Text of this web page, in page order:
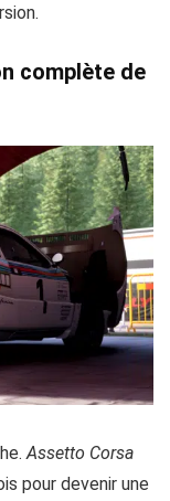
complète de
Assetto Corsa
pour devenir une